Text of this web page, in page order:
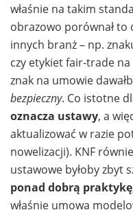
właśnie na takim
obrazowo porównał to
innych branż – np.
czy etykiet fair-trade
znak na umowie
bezpieczny. Co istotne
oznacza ustawy, a
aktualizować w razie
nowelizacji). KNF
ustawowe byłoby zbyt
ponad dobrą
właśnie umowa